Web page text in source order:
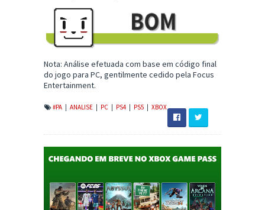
Nota: Análise efetuada com base em código final
do jogo para PC, gentilmente cedido pela Focus
Entertainment.
#PA ANALISE PC PS4 PS5 XBOX